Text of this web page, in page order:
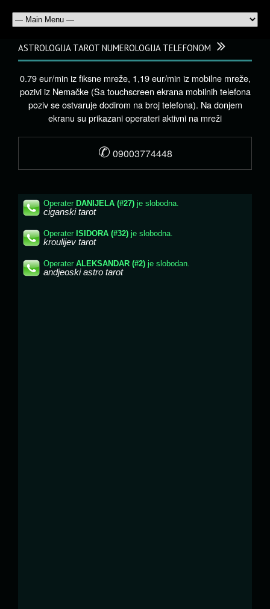
ASTROLOGIJA TAROT NUMEROLOGIJA TELEFONOM
0.79 eur/min iz fiksne mreže, 1,19 eur/min iz mobilne mreže,
pozivi iz Nemačke (Sa touchscreen ekrana mobilnih telefona
poziv se ostvaruje dodirom na broj telefona). Na donjem
ekranu su prikazani operateri aktivni na mreži
✆ 09003774448